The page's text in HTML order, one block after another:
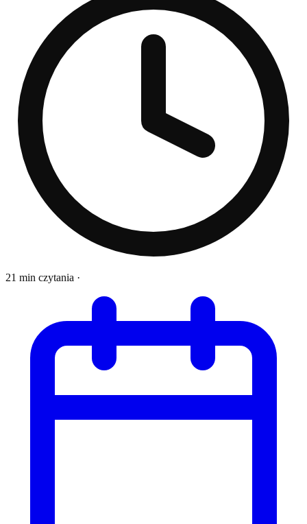
21 min czytania ·